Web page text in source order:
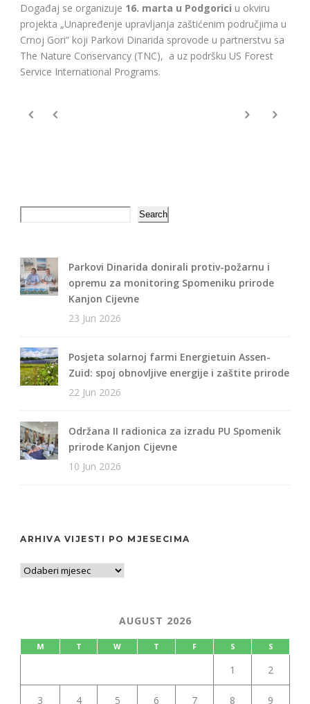
Događaj se organizuje 16. marta u Podgorici u okviru
projekta „Unapređenje upravljanja zaštićenim područjima u
Crnoj Gori“ koji Parkovi Dinarida sprovode u partnerstvu sa
The Nature Conservancy (TNC), a uz podršku US Forest
Service International Programs.
Search
Parkovi Dinarida donirali protiv-požarnu i
opremu za monitoring Spomeniku prirode
Kanjon Cijevne
23 Jun 2026
Posjeta solarnoj farmi Energietuin Assen-
Zuid: spoj obnovljive energije i zaštite prirode
22 Jun 2026
Održana II radionica za izradu PU Spomenik
prirode Kanjon Cijevne
10 Jun 2026
ARHIVA VIJESTI PO MJESECIMA
AUGUST 2026
M T W T F S S
1 2
3 4 5 6 7 8 9